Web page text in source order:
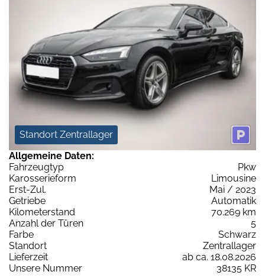
Standort Zentrallager
Allgemeine Daten:
Fahrzeugtyp
Pkw
Karosserieform
Limousine
Erst-Zul.
Mai / 2023
Getriebe
Automatik
Kilometerstand
70.269 km
Anzahl der Türen
5
Farbe
Schwarz
Standort
Zentrallager
Lieferzeit
ab ca. 18.08.2026
Unsere Nummer
38135 KR